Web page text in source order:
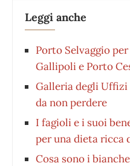
Leggi anche
Porto Selvaggio
Gallipoli e Porto
Galleria degli
da non perdere
I fagioli e i suoi
per una dieta ricca
Cosa sono i